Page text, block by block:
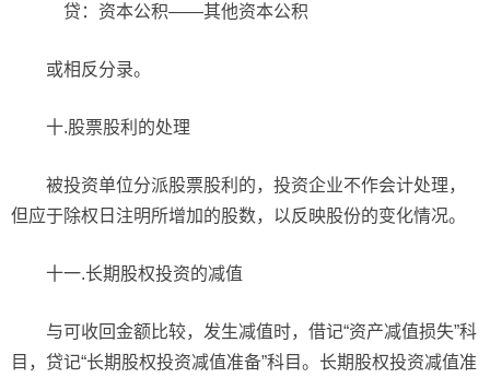
贷：资本公积——其他资本公积
或相反分录。
十.股票股利的处理
被投资单位分派股票股利的，投资企业不作会计处理，
但应于除权日注明所增加的股数，以反映股份的变化情况。
十一.长期股权投资的减值
与可收回金额比较，发生减值时，借记“资产减值损失”科
目，贷记“长期股权投资减值准备”科目。长期股权投资减值准